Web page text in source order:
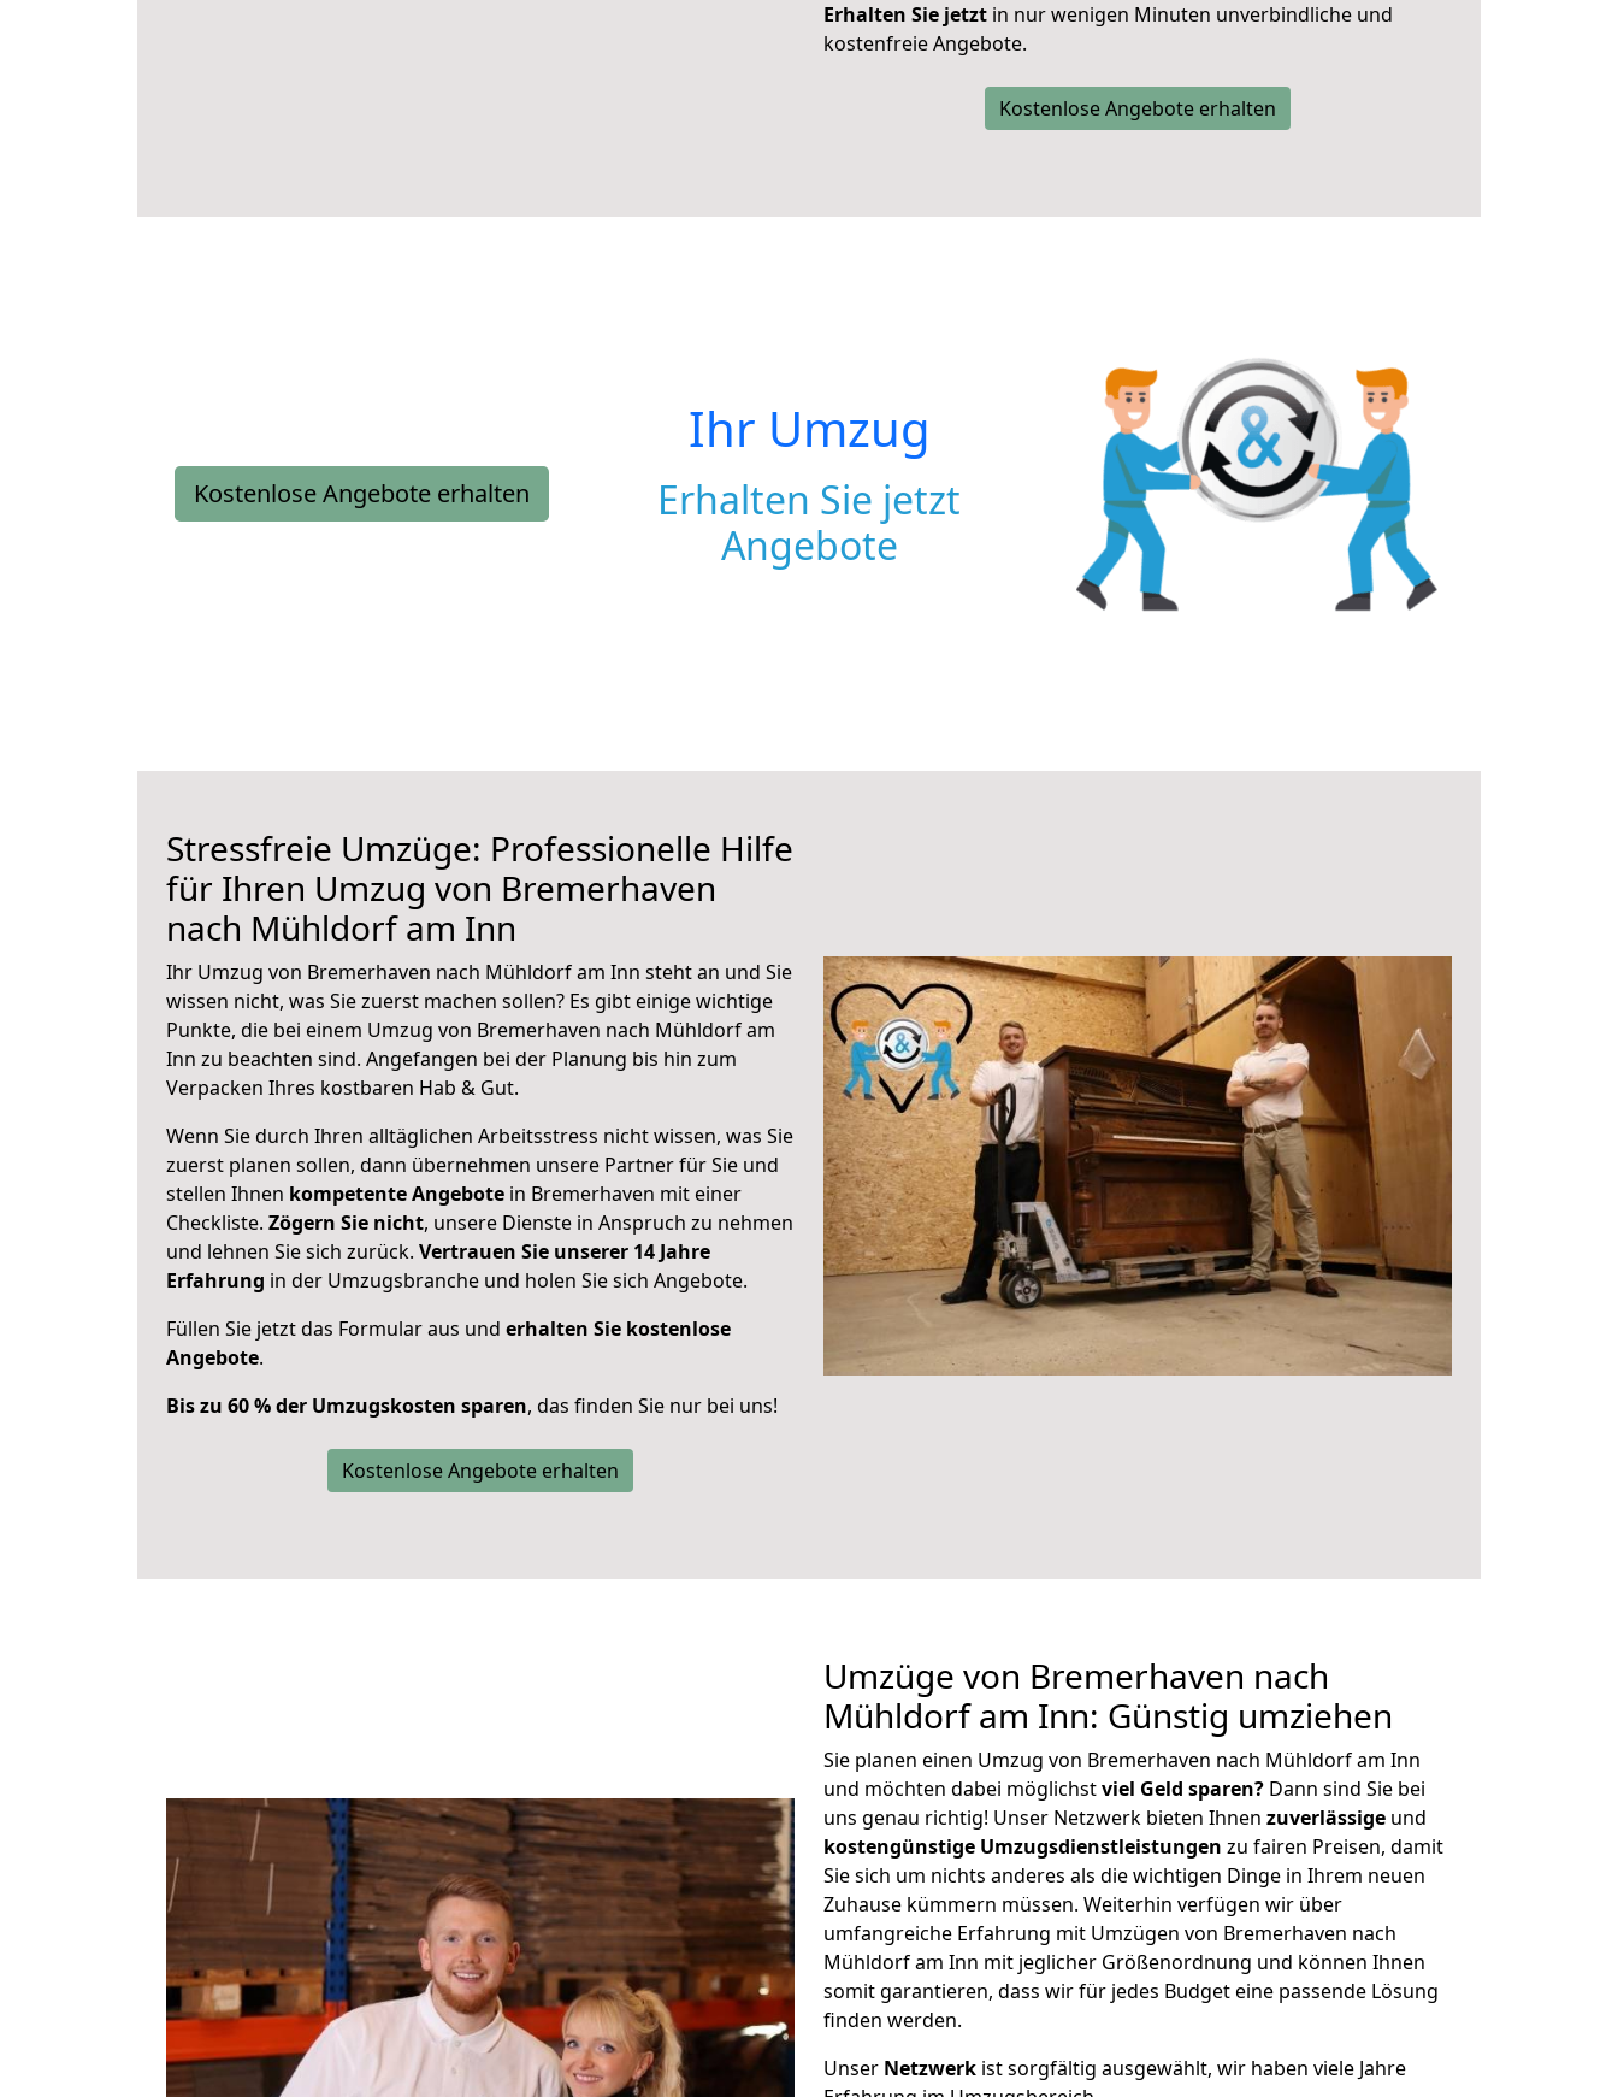
Erhalten Sie jetzt in nur wenigen Minuten unverbindliche und
kostenfreie Angebote.
Kostenlose Angebote erhalten
Kostenlose Angebote erhalten
Ihr Umzug
Erhalten Sie jetzt
Angebote
Stressfreie Umzüge: Professionelle Hilfe
für Ihren Umzug von Bremerhaven
nach Mühldorf am Inn
Ihr Umzug von Bremerhaven nach Mühldorf am Inn steht an und Sie
wissen nicht, was Sie zuerst machen sollen? Es gibt einige wichtige
Punkte, die bei einem Umzug von Bremerhaven nach Mühldorf am
Inn zu beachten sind. Angefangen bei der Planung bis hin zum
Verpacken Ihres kostbaren Hab & Gut.
Wenn Sie durch Ihren alltäglichen Arbeitsstress nicht wissen, was Sie
zuerst planen sollen, dann übernehmen unsere Partner für Sie und
stellen Ihnen kompetente Angebote in Bremerhaven mit einer
Checkliste. Zögern Sie nicht, unsere Dienste in Anspruch zu nehmen
und lehnen Sie sich zurück. Vertrauen Sie unserer 14 Jahre
Erfahrung in der Umzugsbranche und holen Sie sich Angebote.
Füllen Sie jetzt das Formular aus und erhalten Sie kostenlose
Angebote.
Bis zu 60 % der Umzugskosten sparen, das finden Sie nur bei uns!
Kostenlose Angebote erhalten
Umzüge von Bremerhaven nach
Mühldorf am Inn: Günstig umziehen
Sie planen einen Umzug von Bremerhaven nach Mühldorf am Inn
und möchten dabei möglichstviel Geld sparen? Dann sind Sie bei
uns genau richtig! Unser Netzwerk bieten Ihnen zuverlässige und
kostengünstige Umzugsdienstleistungen zu fairen Preisen, damit
Sie sich um nichts anderes als die wichtigen Dinge in Ihrem neuen
Zuhause kümmern müssen. Weiterhin verfügen wir über
umfangreiche Erfahrung mit Umzügen von Bremerhaven nach
Mühldorf am Inn mit jeglicher Größenordnung und können Ihnen
somit garantieren, dass wir für jedes Budget eine passende Lösung
finden werden.
Unser Netzwerk ist sorgfältig ausgewählt, wir haben viele Jahre